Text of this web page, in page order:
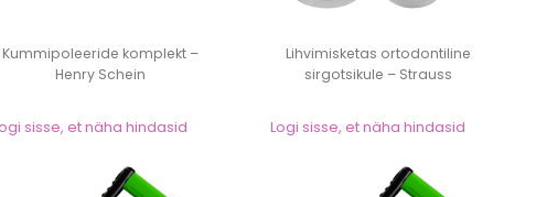
Kummipoleeride komplekt –
Henry Schein
sisse, et näha hindasid
Lihvimisketas ortodontiline
sirgotsikule – Strauss
Logi sisse, et näha hindasid